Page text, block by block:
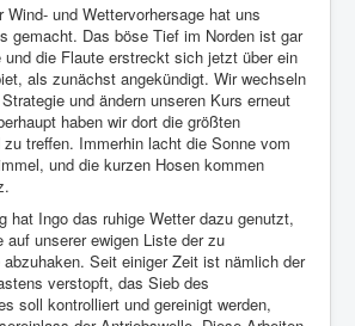
Wind- und Wettervorhersage hat uns
gemacht. Das böse Tief im Norden ist gar
und die Flaute erstreckt sich jetzt über ein
als zunächst angekündigt. Wir wechseln
und ändern unseren Kurs erneut
haben wir dort die größten
treffen. Immerhin lacht die Sonne vom
und die kurzen Hosen kommen
hat Ingo das ruhige Wetter dazu genutzt,
auf unserer ewigen Liste der zu
abzuhaken. Seit einiger Zeit ist nämlich der
verstopft, das Sieb des
soll kontrolliert und gereinigt werden,